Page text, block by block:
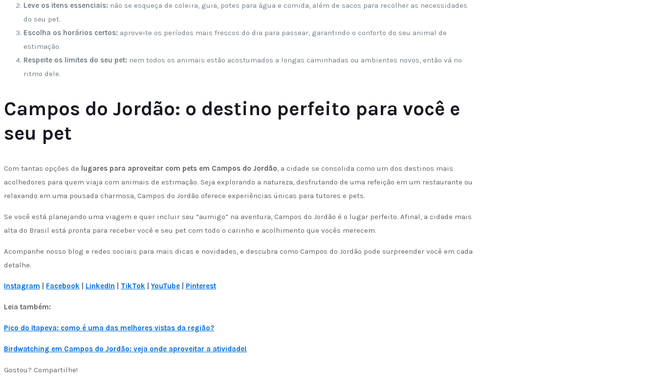
Leve os itens essenciais: não se esqueça de coleira, guia, potes para água e comida, além de sacos para recolher as necessidades
do seu pet.
Escolha os horários certos: aproveite os períodos mais frescos do dia para passear, garantindo o conforto do seu animal de
estimação.
Respeite os limites do seu pet: nem todos os animais estão acostumados a longas caminhadas ou ambientes novos, então vá no
ritmo dele.
Campos do Jordão: o destino perfeito para você e
seu pet
Com tantas opções de lugares para aproveitar com pets em Campos do Jordão, a cidade se consolida como um dos destinos mais
acolhedores para quem viaja com animais de estimação. Seja explorando a natureza, desfrutando de uma refeição em um restaurante ou
relaxando em uma pousada charmosa, Campos do Jordão oferece experiências únicas para tutores e pets.
Se você está planejando uma viagem e quer incluir seu “aumigo” na aventura, Campos do Jordão é o lugar perfeito. Afinal, a cidade mais
alta do Brasil está pronta para receber você e seu pet com todo o carinho e acolhimento que vocês merecem.
Acompanhe nosso blog e redes sociais para mais dicas e novidades, e descubra como Campos do Jordão pode surpreender você em cada
detalhe.
Instagram Facebook LinkedIn TikTok |YouTube Pinterest
Leia também:
Pico do Itapeva: como é uma das melhores vistas da região?
Birdwatching em Campos do Jordão: veja onde aproveitar a atividade!
Gostou? Compartilhe!